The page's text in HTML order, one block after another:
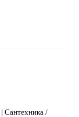
| Сантехника /